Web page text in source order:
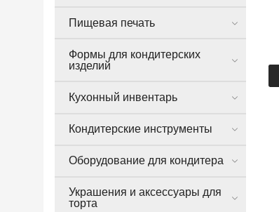
Пищевая печать
Формы для кондитерских
изделий
Кухонный инвентарь
Кондитерские инструменты
Оборудование для кондитера
Украшения и аксессуары для
торта